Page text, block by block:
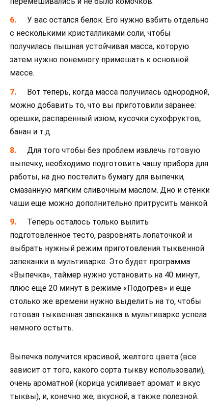
У вас остался белок. Его нужно взбить отдельно
с несколькими кристалликами соли, чтобы
получилась пышная устойчивая масса, которую
затем нужно понемногу примешать к основной
массе.
Вот теперь, когда масса получилась однородной,
можно добавить то, что вы приготовили заранее:
орешки, распаренный изюм, кусочки сухофруктов,
банан и т.д.
Для того чтобы без проблем извлечь готовую
выпечку, необходимо подготовить чашу прибора для
работы, на дно постелить бумагу для выпечки,
смазанную мягким сливочным маслом. Дно и стенки
чаши еще можно дополнительно притрусить манкой.
Теперь осталось только вылить
подготовленное тесто, разровнять лопаточкой и
выбрать нужный режим приготовления тыквенной
запеканки в мультиварке. Это будет программа
«Выпечка», таймер нужно установить на 40 минут,
плюс еще 20 минут в режиме «Подогрев» и еще
столько же времени нужно выделить на то, чтобы
готовая тыквенная запеканка в мультиварке успела
немного остыть.
Выпечка получится красивой, желтого цвета (все
зависит от того, какого сорта тыкву использовали),
очень ароматной (корица усиливает аромат и вкус
тыквы), и, конечно же, вкусной, а также полезной.